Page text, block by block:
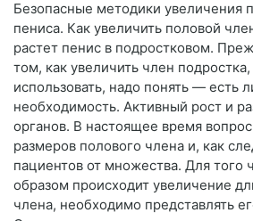
Безопасные методики увеличения
пениса. Как увеличить половой
растет пенис в подростковом.
том, как увеличить член
использовать, надо понять — есть
необходимость. Активный рост и
органов. В настоящее время
размеров полового члена и, как
пациентов от множества. Для того
образом происходит увеличение
члена, необходимо представлять